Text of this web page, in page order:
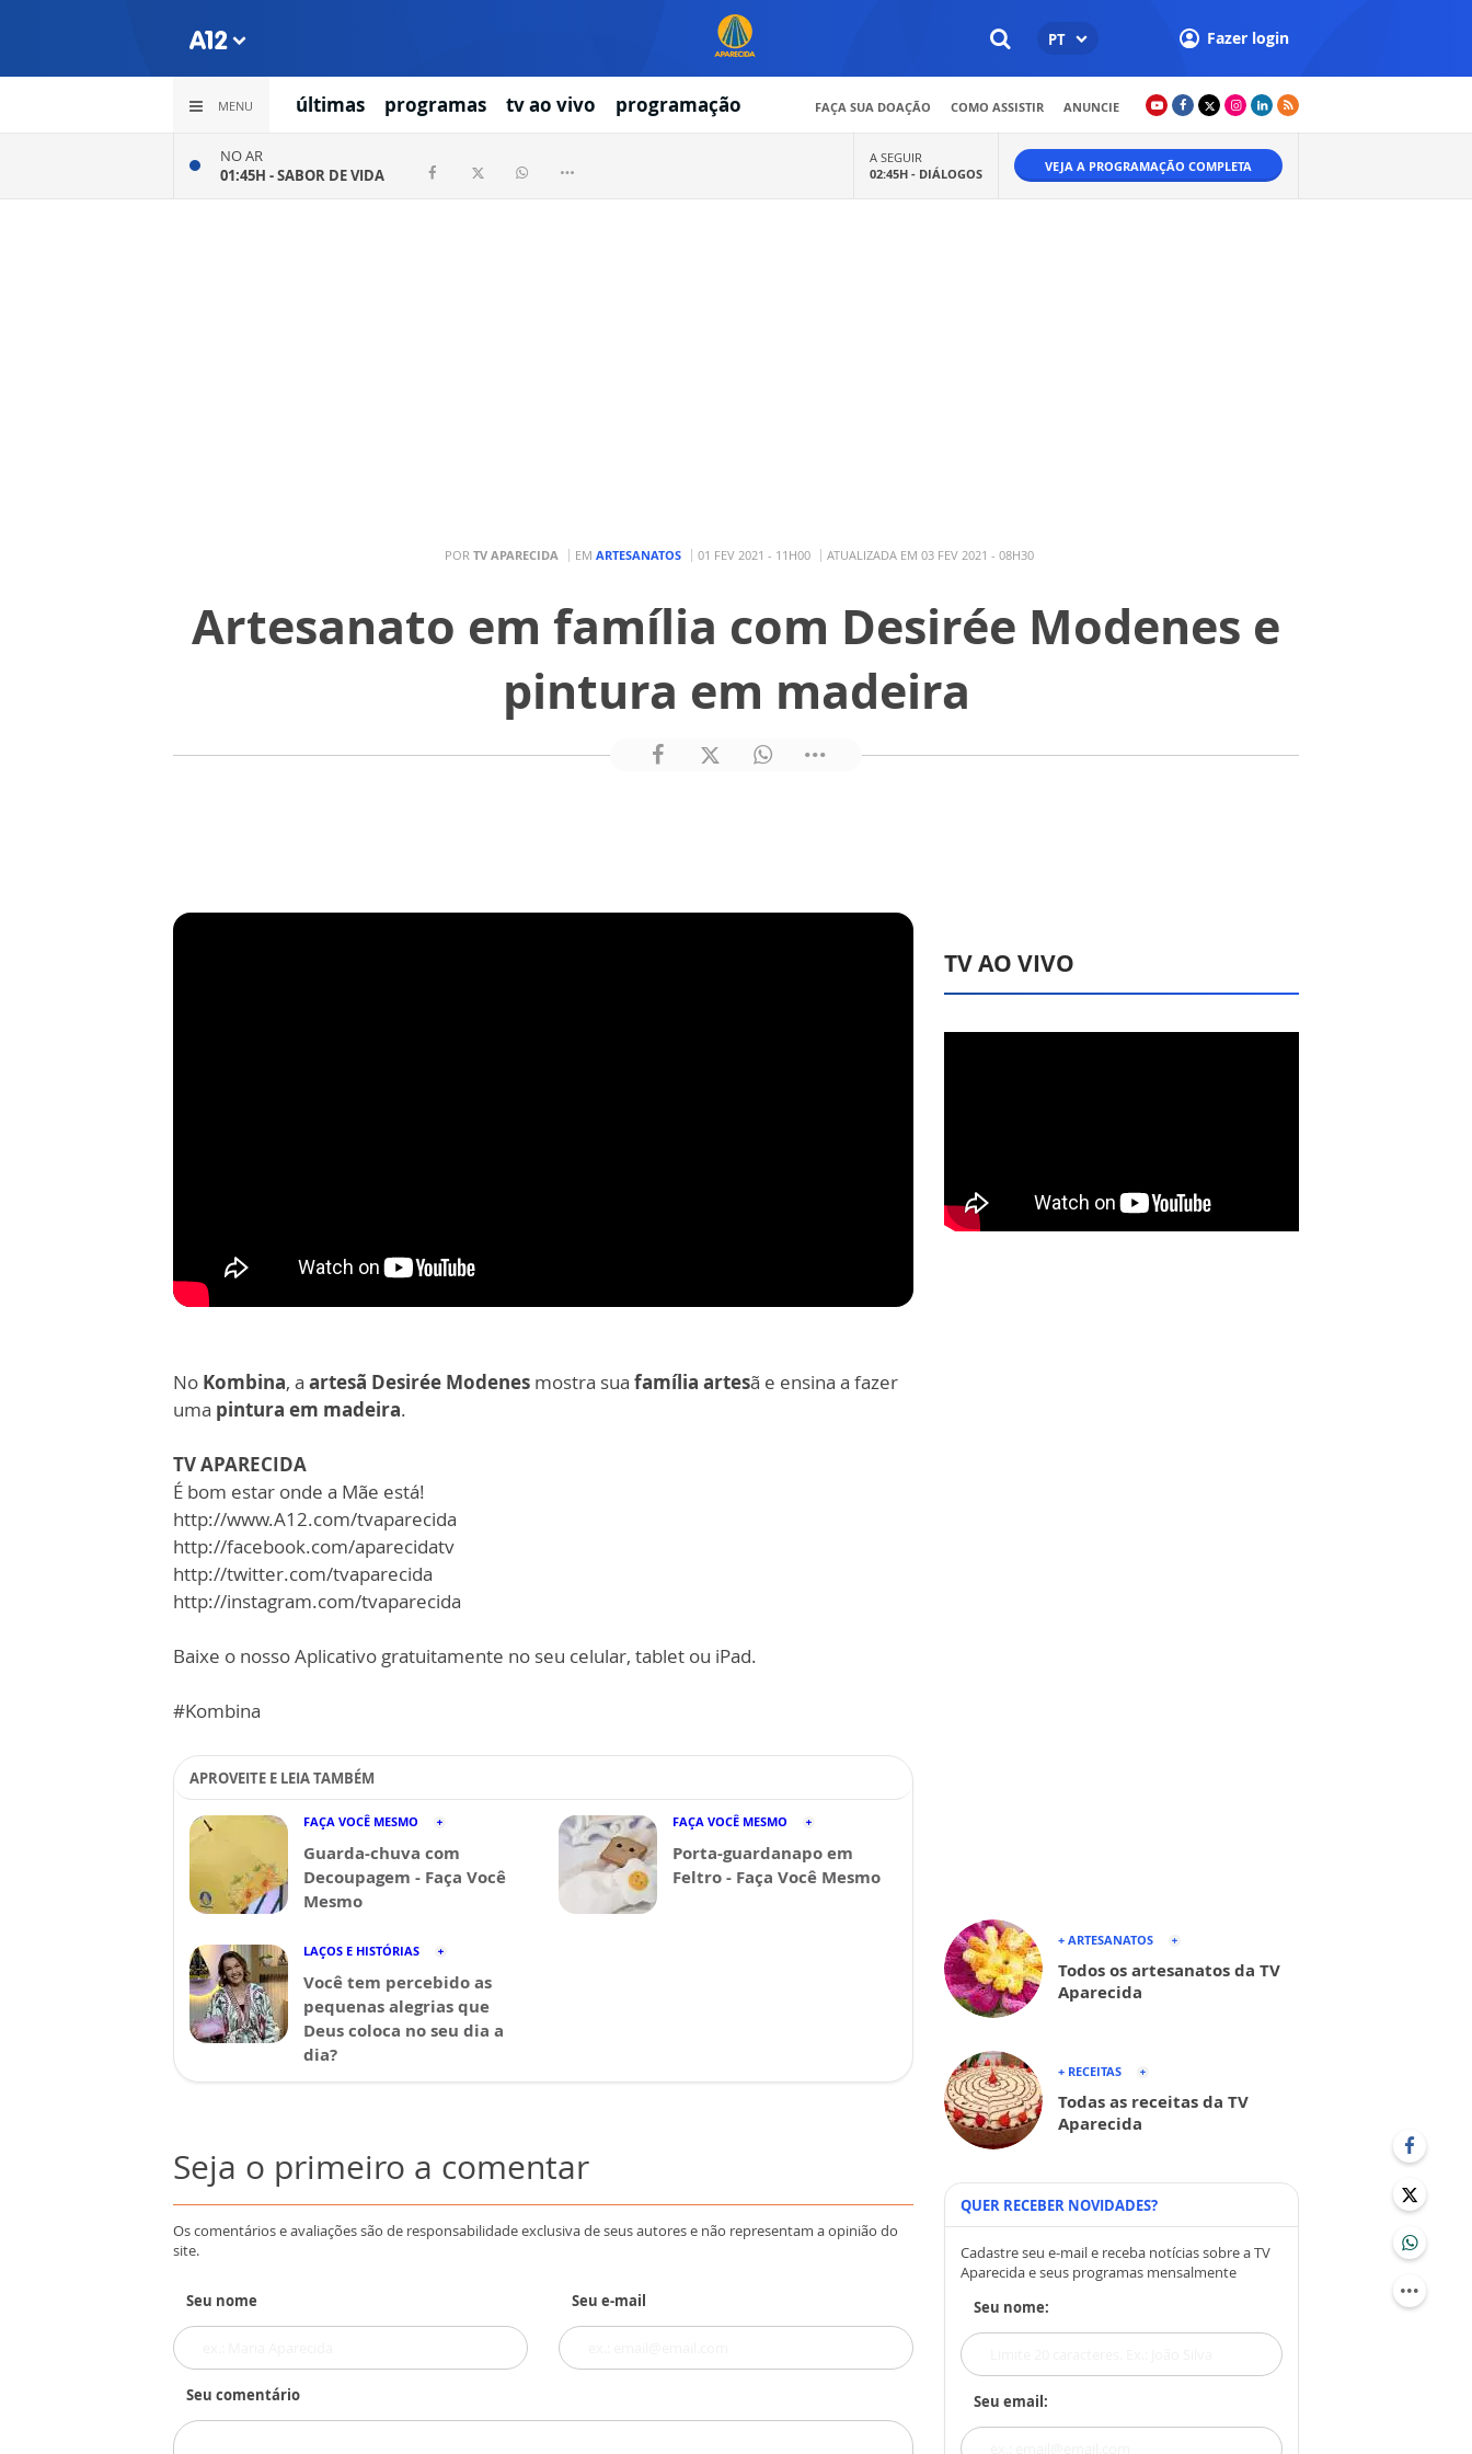
PT Fazer login
MENU últimas programas tv ao vivo programação FAÇA SUA DOAÇÃO COMO ASSISTIR ANUNCIE
NO AR
01:45H -SABOR DE VIDA
A SEGUIR
02:45H - DIÁLOGOS VEJA A PROGRAMAÇÃO COMPLETA
POR TV APARECIDA EM ARTESANATOS 01 FEV 2021 - 11H00 ATUALIZADA EM 03 FEV 2021 - 08H30
Artesanato em família com Desirée Modenes e
pintura em madeira
No Kombina, a artesã Desirée Modenes mostra sua família artesã e ensina a fazer
uma pintura em madeira.
TV APARECIDA
É bom estar onde a Mãe está!
http://www.A12.com/tvaparecida
http://facebook.com/aparecidatv
http://twitter.com/tvaparecida
http://instagram.com/tvaparecida
Baixe o nosso Aplicativo gratuitamente no seu celular, tablet ou iPad.
#Kombina
APROVEITE E LEIA TAMBÉM
FAÇA VOCÊ MESMO
Guarda-chuva com
Decoupagem - Faça Você
Mesmo
FAÇA VOCÊ MESMO
Porta-guardanapo em
Feltro - Faça Você Mesmo
LAÇOS E HISTÓRIAS
Você tem percebido as
pequenas alegrias que
Deus coloca no seu dia a
dia?
Seja o primeiro a comentar
Os comentários e avaliações são de responsabilidade exclusiva de seus autores e não representam a opinião do
site.
Seu nome Seu e-mail
Seu comentário
TV AO VIVO
+ ARTESANATOS
Todos os artesanatos da TV
Aparecida
+ RECEITAS
Todas as receitas da TV
Aparecida
QUER RECEBER NOVIDADES?
Cadastre seu e-mail e receba notícias sobre a TV
Aparecida e seus programas mensalmente
Seu nome:
Seu email: